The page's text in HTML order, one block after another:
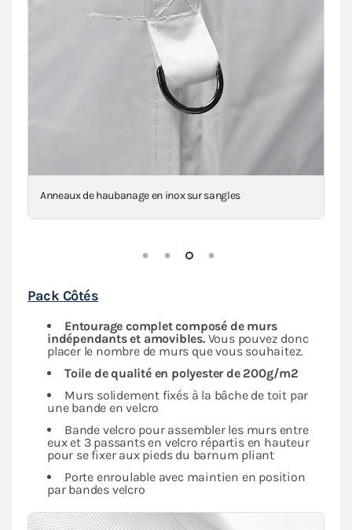
Anneaux de haubanage en inox sur sangles
Pack Côtés
Entourage complet composé de murs
indépendantset amovibles.Vous pouvez donc
placer le nombre de murs que vous souhaitez.
Toile de qualité en polyester de 200g/m2
Murs solidement fixés à la bâche de toit par
une bande en velcro
Bande velcro pour assembler les murs entre
eux et 3 passants en velcro répartis en hauteur
pour se fixer aux pieds du barnum pliant
Porte enroulable avec maintien en position
par bandes velcro